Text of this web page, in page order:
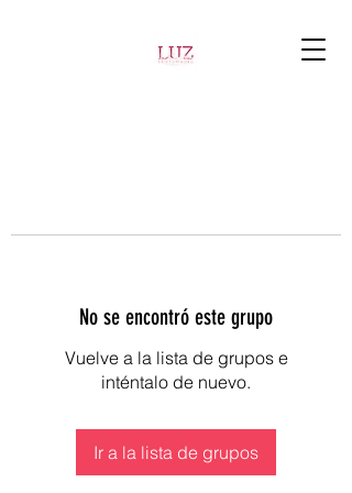
No se encontró este grupo
Vuelve a la lista de grupos e
inténtalo de nuevo.
Ir a la lista de grupos